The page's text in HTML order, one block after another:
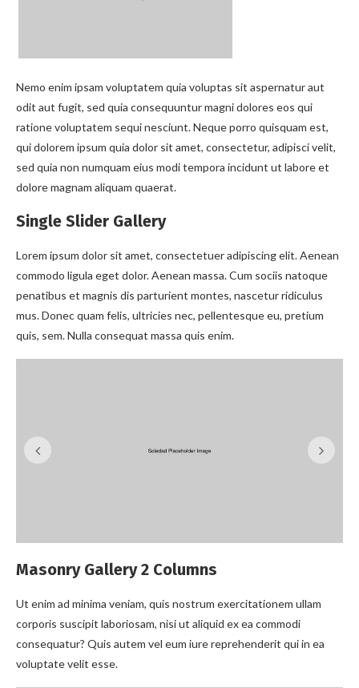
Nemo enim ipsam voluptatem quia voluptas sit aspernatur aut
odit aut fugit, sed quia consequuntur magni dolores eos qui
ratione voluptatem sequi nesciunt. Neque porro quisquam est,
qui dolorem ipsum quia dolor sit amet, consectetur, adipisci velit,
sed quia non numquam eius modi tempora incidunt ut labore et
dolore magnam aliquam quaerat.
Single Slider Gallery
Lorem ipsum dolor sit amet, consectetuer adipiscing elit. Aenean
commodo ligula eget dolor. Aenean massa. Cum sociis natoque
penatibus et magnis dis parturient montes, nascetur ridiculus
mus. Donec quam felis, ultricies nec, pellentesque eu, pretium
quis, sem. Nulla consequat massa quis enim.
Masonry Gallery 2 Columns
Ut enim ad minima veniam, quis nostrum exercitationem ullam
corporis suscipit laboriosam, nisi ut aliquid ex ea commodi
consequatur? Quis autem vel eum iure reprehenderit qui in ea
voluptate velit esse.